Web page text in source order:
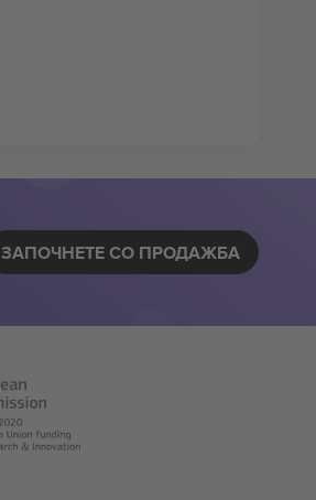
ЗАПОЧНЕТЕ СО ПРОДАЖБА